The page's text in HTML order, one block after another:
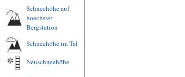
Schneehöhe auf
hoechster
Bergstation
Schneehöhe im Tal
Neuschneehöhe